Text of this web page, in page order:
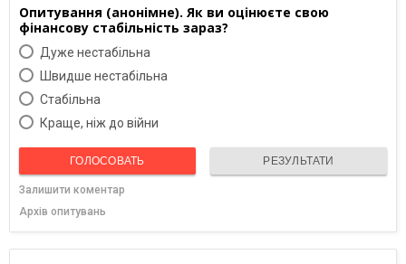
Опитування (анонімне). Як ви оцінюєте свою
фінансову стабільність зараз?
Дуже нестабільна
Швидше нестабільна
Cтабільна
Краще, ніж до війни
ГОЛОСОВАТЬ РЕЗУЛЬТАТИ
Залишити коментар
Архів опитувань